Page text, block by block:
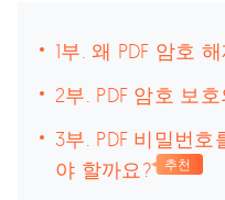
1부. 왜 PDF 암호
2부. PDF 암호 보
3부. PDF 비밀번
야 할까요?
추천